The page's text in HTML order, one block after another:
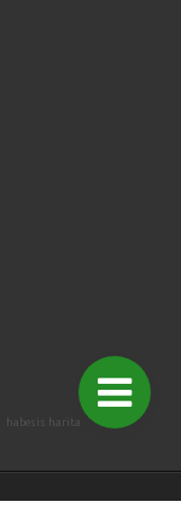
habesis harita